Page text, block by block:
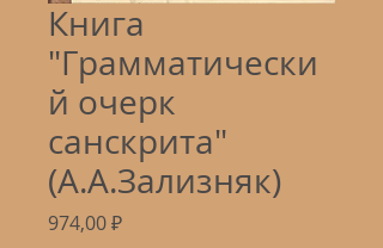
Книга
"Грамматически
й очерк
санскрита"
(А.А.Зализняк)
974,00 ₽Цена